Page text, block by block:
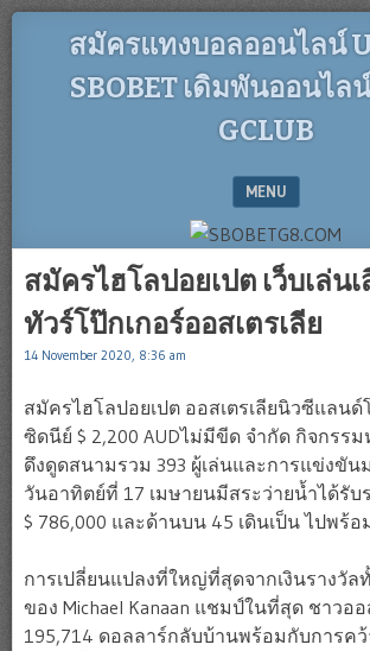
สมัครแทงบอลออนไลน์
SBOBET เดิมพันออนไล
GCLUB
MENU
สมัครไฮโลปอยเปต เว็บเล่น
ทัวร์โป๊กเกอร์ออสเตรเลีย
14 November 2020, 8:36 am
สมัครไฮโลปอยเปต ออสเตรเลียนิวซีแลนด์
ซิดนีย์ $ 2,200 AUDไม่มีขีด จำกัด กิจกรรม
ดึงดูดสนามรวม 393 ผู้เล่นและการแข่งขัน
วันอาทิตย์ที่ 17 เมษายนมีสระว่ายน้ำได้รับ
$ 786,000 และด้านบน 45 เดินเป็น ไปพร้อ
การเปลี่ยนแปลงที่ใหญ่ที่สุดจากเงินรางวัล
ของ Michael Kanaan แชมป์ในที่สุด ชาวออ
195,714 ดอลลาร์กลับบ้านพร้อมกับการค